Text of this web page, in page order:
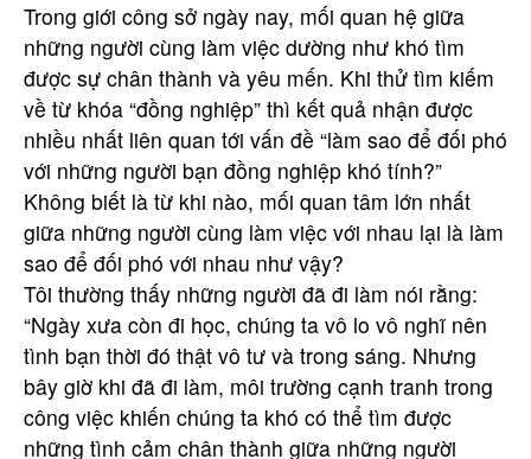
Trong giới công sở ngày nay, mối quan hệ giữa
những người cùng làm việc dường như khó tìm
được sự chân thành và yêu mến. Khi thử tìm kiếm
về từ khóa “đồng nghiệp” thì kết quả nhận được
nhiều nhất liên quan tới vấn đề “làm sao để đối phó
với những người bạn đồng nghiệp khó tính?”
Không biết là từ khi nào, mối quan tâm lớn nhất
giữa những người cùng làm việc với nhau lại là làm
sao để đối phó với nhau như vậy?
Tôi thường thấy những người đã đi làm nói rằng:
“Ngày xưa còn đi học, chúng ta vô lo vô nghĩ nên
tình bạn thời đó thật vô tư và trong sáng. Nhưng
bây giờ khi đã đi làm, môi trường cạnh tranh trong
công việc khiến chúng ta khó có thể tìm được
những tình cảm chân thành giữa những người